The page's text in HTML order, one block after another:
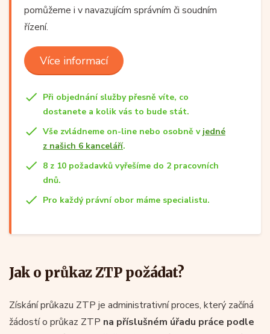
pomůžeme i v navazujícím správním či soudním
řízení.
Více informací
Při objednání služby přesně víte, co
dostanete a kolik vás to bude stát.
Vše zvládneme on-line nebo osobně v jedné
z našich 6 kanceláří.
8 z 10 požadavků vyřešíme do 2 pracovních
dnů.
Pro každý právní obor máme specialistu.
Jak o průkaz ZTP požádat?
Získání průkazu ZTP je administrativní proces, který začíná
žádostí o průkaz ZTP na příslušném úřadu práce podle